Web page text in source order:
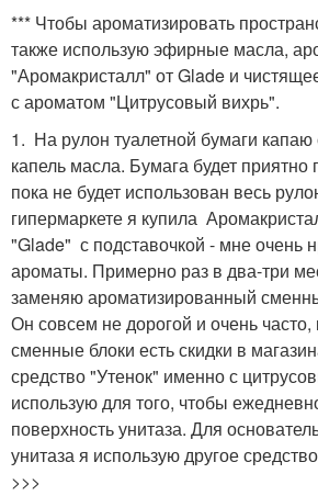
*** Чтобы ароматизировать
также использую эфирные масла,
"Аромакристалл" от Glade и
с ароматом "Цитрусовый вихрь".
1. На рулон туалетной бумаги капаю
капель масла. Бумага будет приятно
пока не будет использован весь
гипермаркете я купила
"Glade" с подставочкой - мне очень
ароматы. Примерно раз в два-три
заменяю ароматизированный
Он совсем не дорогой и очень часто,
сменные блоки есть скидки в
средство "Утенок" именно с
использую для того, чтобы
поверхность унитаза. Для
унитаза я использую другое
>>>